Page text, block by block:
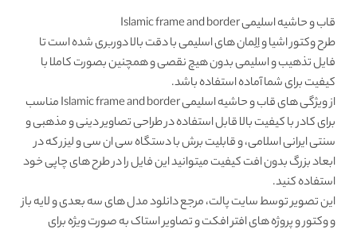
قاب و حاشیه اسلیمی Islamic frame and border
طرح وکتور اشیا و اِلِمان های اسلیمی با دقت بالا دوربری شده است تا
فایل تذهیب واسلیمیبدون هیچ نقصی و همچنین بصورت کاملا با
کیفیت برای شما آماده استفاده باشد.
از ویژگی های قاب و حاشیه اسلیمی Islamic frame and border مناسب
برای کادر با کیفیت بالا قابل استفاده در طراحی تصاویر دینی و مذهبی و
سنتی ایرانی اسلامی، و قابلیت برش با دستگاه سی ان سی و لیزر که در
ابعاد بزرگ بدون افت کیفیت میتوانید این فایل را در طرح های چاپی خود
استفاده کنید.
این تصویر توسطسایت پالت، مرجع دانلود مدل های سه بعدی و لایه باز
و وکتور و پروژه های افتر افکت و تصاویر استاک به صورت ویژه برای